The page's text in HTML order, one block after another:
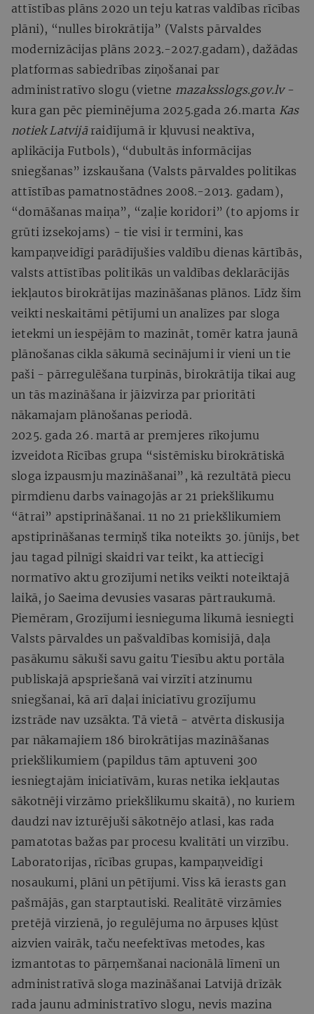
attīstības plāns 2020 un teju katras valdības rīcības
plāni), “nulles birokrātija” (Valsts pārvaldes
modernizācijas plāns 2023.-2027.gadam), dažādas
platformas sabiedrības ziņošanai par
administratīvo slogu (vietne mazaksslogs.gov.lv-
kura gan pēc pieminējuma 2025.gada 26.marta Kas
notiek Latvijāraidījumā ir kļuvusi neaktīva,
aplikācija Futbols), “dubultās informācijas
sniegšanas” izskaušana (Valsts pārvaldes politikas
attīstības pamatnostādnes 2008.-2013. gadam),
“domāšanas maiņa”, “zaļie koridori” (to apjoms ir
grūti izsekojams) - tie visi ir termini, kas
kampaņveidīgi parādījušies valdību dienas kārtībās,
valsts attīstības politikās un valdības deklarācijās
iekļautos birokrātijas mazināšanas plānos. Līdz šim
veikti neskaitāmi pētījumi un analīzes par sloga
ietekmi un iespējām to mazināt, tomēr katra jaunā
plānošanas cikla sākumā secinājumi ir vieni un tie
paši - pārregulēšana turpinās, birokrātija tikai aug
un tās mazināšana ir jāizvirza par prioritāti
nākamajam plānošanas periodā.
2025. gada 26. martā ar premjeres rīkojumu
izveidota Rīcības grupa “sistēmisku birokrātiskā
sloga izpausmju mazināšanai”, kā rezultātā piecu
pirmdienu darbs vainagojās ar 21 priekšlikumu
“ātrai” apstiprināšanai. 11 no 21 priekšlikumiem
apstiprināšanas termiņš tika noteikts 30. jūnijs, bet
jau tagad pilnīgi skaidri var teikt, ka attiecīgi
normatīvo aktu grozījumi netiks veikti noteiktajā
laikā, jo Saeima devusies vasaras pārtraukumā.
Piemēram, Grozījumi iesnieguma likumā iesniegti
Valsts pārvaldes un pašvaldības komisijā, daļa
pasākumu sākuši savu gaitu Tiesību aktu portāla
publiskajā apspriešanā vai virzīti atzinumu
sniegšanai, kā arī daļai iniciatīvu grozījumu
izstrāde nav uzsākta. Tā vietā - atvērta diskusija
par nākamajiem 186 birokrātijas mazināšanas
priekšlikumiem (papildus tām aptuveni 300
iesniegtajām iniciatīvām, kuras netika iekļautas
sākotnēji virzāmo priekšlikumu skaitā), no kuriem
daudzi nav izturējuši sākotnējo atlasi, kas rada
pamatotas bažas par procesu kvalitāti un virzību.
Laboratorijas, rīcības grupas, kampaņveidīgi
nosaukumi, plāni un pētījumi. Viss kā ierasts gan
pašmājās, gan starptautiski. Realitātē virzāmies
pretējā virzienā, jo regulējuma no ārpuses kļūst
aizvien vairāk, taču neefektīvas metodes, kas
izmantotas to pārņemšanai nacionālā līmenī un
administratīvā sloga mazināšanai Latvijā drīzāk
rada jaunu administratīvo slogu, nevis mazina